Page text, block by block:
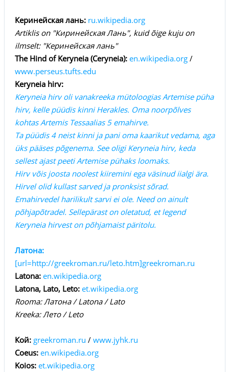
Керинейская лань: ru.wikipedia.org
Artiklis on "Киринейская Лань", kuid õige kuju on
ilmselt: "Керинейская лань"
The Hind of Keryneia (Ceryneia): en.wikipedia.org/
www.perseus.tufts.edu
Keryneia hirv:
Keryneia hirv oli vanakreeka mütoloogias Artemise püha
hirv, kelle püüdis kinni Herakles. Oma noorpõlves
kohtas Artemis Tessaalias 5 emahirve.
Ta püüdis 4 neist kinni ja pani oma kaarikut vedama, aga
üks pääses põgenema. See oligi Keryneia hirv, keda
sellest ajast peeti Artemise pühaks loomaks.
Hirv võis joosta noolest kiiremini ega väsinud iialgi ära.
Hirvel olid kullast sarved ja pronksist sõrad.
Emahirvedel harilikult sarvi ei ole. Need on ainult
põhjapõtradel. Sellepärast on oletatud, et legend
Keryneia hirvest on põhjamaist päritolu.
Латона:
[url=http://greekroman.ru/leto.htm]greekroman.ru
Latona: en.wikipedia.org
Latona, Lato, Leto: et.wikipedia.org
Rooma: Латона / Latona / Lato
Kreeka: Лето / Leto
Кой: greekroman.ru / www.jyhk.ru
Coeus: en.wikipedia.org
Koios: et.wikipedia.org